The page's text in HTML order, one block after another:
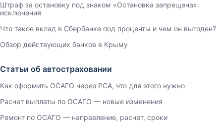
Штраф за остановку под знаком «Остановка запрещена»:
исключения
Что такое вклад в Сбербанке под проценты и чем он выгоден?
Обзор действующих банков в Крыму
Статьи об автостраховании
Как оформить ОСАГО через РСА, что для этого нужно
Расчет выплаты по ОСАГО — новые изменения
Ремонт по ОСАГО — направление, расчет, сроки